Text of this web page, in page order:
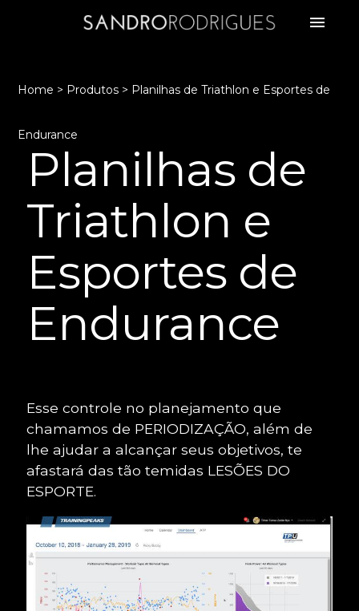
menu
Home > Produtos > Planilhas de Triathlon e Esportes de
Endurance
Planilhas de
Triathlon e
Esportes de
Endurance
Esse controle no planejamento que
chamamos de PERIODIZAÇÃO, além de
lhe ajudar a alcançar seus objetivos, te
afastará das tão temidas LESÕES DO
ESPORTE.